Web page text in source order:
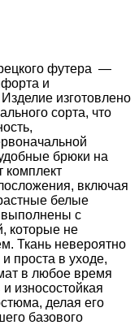
футера —
и
изготовлено
сорта, что
брюки на
комплект
включая
белые
с
которые не
Ткань невероятно
проста в уходе,
в любое время
износостойкая
делая его
базового